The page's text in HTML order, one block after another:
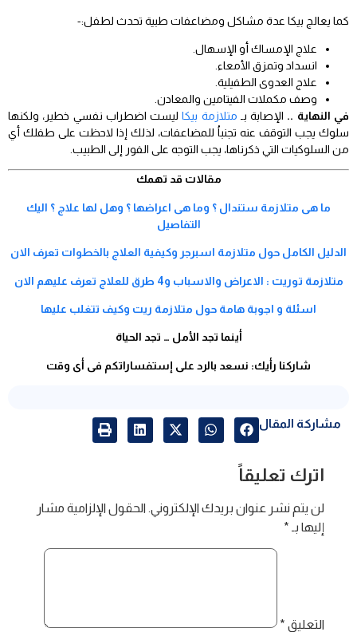
كما يعالج بيكا عدة مشاكل ومضاعفات طبية تحدث لطفل:-
علاج الإمساك أو الإسهال.
انسداد وتمزق الأمعاء.
علاج العدوى الطفيلية.
وصف مكملات الفيتامين والمعادن.
في النهاية .. الإصابة بـ متلازمة بيكاليست اضطراب نفسي خطير، ولكنها
سلوك يجب التوقف عنه تجنباُ للمضاعفات، لذلك إذا لاحظت على طفلك أي
من السلوكيات التي ذكرناها، يجب التوجه على الفور إلى الطبيب.
مقالات قد تهمك
ما هى متلازمة ستندال ؟ وما هى اعراضها ؟ وهل لها علاج ؟ اليك
التفاصيل
الدليل الكامل حول متلازمة اسبرجر وكيفية العلاج بالخطوات تعرف الان
متلازمة توريت : الاعراض والاسباب و4 طرق للعلاج تعرف عليهم الان
اسئلة و اجوبة هامة حول متلازمة ريت وكيف تتغلب عليها
أينما تجد الأمل … تجد الحياة
شاركنا رأيك: نسعد بالرد على إستفساراتكم فى أى وقت
مشاركة المقال
اترك تعليقاً
لن يتم نشر عنوان بريدك الإلكتروني. الحقول الإلزامية مشار
إليها بـ *
التعليق *